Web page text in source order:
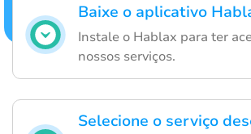
Baixe o aplicativo
Instale o Hablax para ter
nossos serviços.
Selecione o serviço